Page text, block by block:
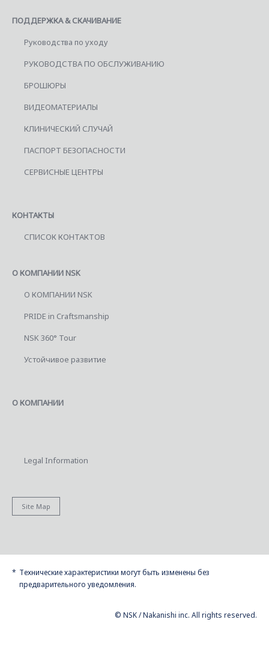
ПОДДЕРЖКА & СКАЧИВАНИЕ
Руководства по уходу
РУКОВОДСТВА ПО ОБСЛУЖИВАНИЮ
БРОШЮРЫ
ВИДЕОМАТЕРИАЛЫ
КЛИНИЧЕСКИЙ СЛУЧАЙ
ПАСПОРТ БЕЗОПАСНОСТИ
СЕРВИСНЫЕ ЦЕНТРЫ
КОНТАКТЫ
СПИСОК КОНТАКТОВ
О КОМПАНИИ NSK
О КОМПАНИИ NSK
PRIDE in Craftsmanship
NSK 360° Tour
Устойчивое развитие
О КОМПАНИИ
Legal Information
Site Map
Технические характеристики могут быть изменены без
предварительного уведомления.
© NSK / Nakanishi inc. All rights reserved.